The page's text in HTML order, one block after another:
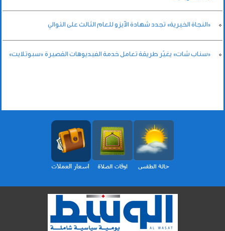
«النجاة الخيرية» تجدد شهادة الآيزو للعام الثالث على التوالي
«سناب شات» يغيّر طريقة تعامل خدمة الفيديوهات القصيرة «سبوتلايت»